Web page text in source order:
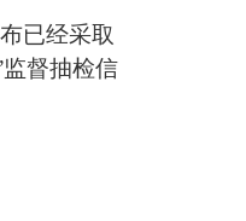
已经采取
督抽检信